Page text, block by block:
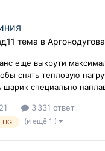
тема в
еще выкрути
снять тепловую
шарик специально
3 331 ответ
TIG (и ещё 1 )